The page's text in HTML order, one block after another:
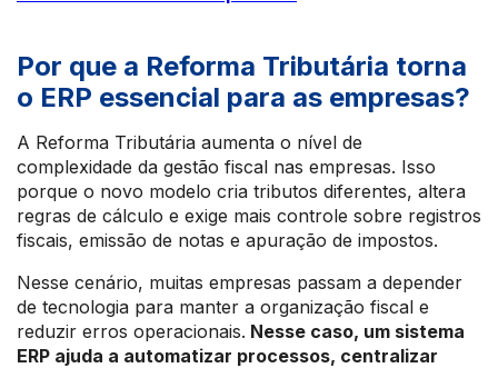
Por que a Reforma Tributária torna
o ERP essencial para as empresas?
A Reforma Tributária aumenta o nível de
complexidade da gestão fiscal nas empresas. Isso
porque o novo modelo cria tributos diferentes, altera
regras de cálculo e exige mais controle sobre registros
fiscais, emissão de notas e apuração de impostos.
Nesse cenário, muitas empresas passam a depender
de tecnologia para manter a organização fiscal e
reduzir erros operacionais. Nesse caso, um sistema
ERP ajuda a automatizar processos, centralizar